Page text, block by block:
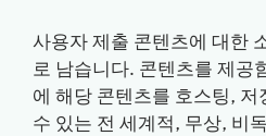
사용자 제출 콘텐츠에 대한
로 남습니다. 콘텐츠를 제공
에 해당 콘텐츠를 호스팅,
수 있는 전 세계적, 무상, 비